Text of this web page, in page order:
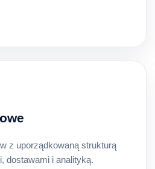
z uporządkowaną strukturą
dostawami i analityką.